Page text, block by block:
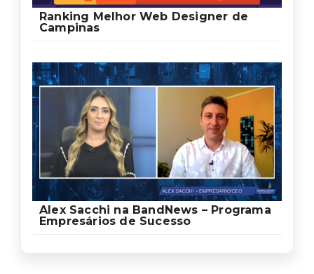
Ranking Melhor Web Designer de
Campinas
Alex Sacchi na BandNews – Programa
Empresários de Sucesso